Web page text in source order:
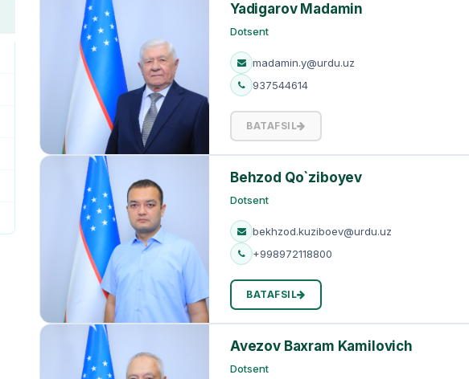
Yadigarov Madamin
Dotsent
madamin.y@urdu.uz
937544614
BATAFSIL
Behzod Qo`ziboyev
Dotsent
bekhzod.kuziboev@urdu.uz
+998972118800
BATAFSIL
Avezov Baxram Kamilovich
Dotsent